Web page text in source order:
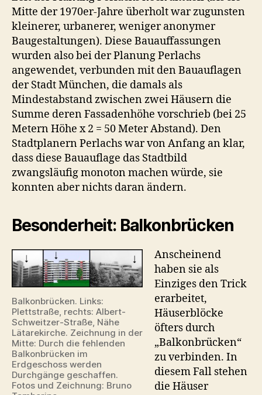
Mitte der 1970er-Jahre überholt war zugunsten
kleinerer, urbanerer, weniger anonymer
Baugestaltungen). Diese Bauauffassungen
wurden also bei der Planung Perlachs
angewendet, verbunden mit den Bauauflagen
der Stadt München, die damals als
Mindestabstand zwischen zwei Häusern die
Summe deren Fassadenhöhe vorschrieb (bei 25
Metern Höhe x 2 = 50 Meter Abstand). Den
Stadtplanern Perlachs war von Anfang an klar,
dass diese Bauauflage das Stadtbild
zwangsläufig monoton machen würde, sie
konnten aber nichts daran ändern.
Besonderheit: Balkonbrücken
Balkonbrücken. Links:
Plettstraße, rechts: Albert-
Schweitzer-Straße, Nähe
Lätarekirche. Zeichnung in der
Mitte: Durch die fehlenden
Balkonbrücken im
Erdgeschoss werden
Durchgänge geschaffen.
Fotos und Zeichnung: Bruno
Anscheinend
haben sie als
Einziges den Trick
erarbeitet,
Häuserblöcke
öfters durch
„Balkonbrücken“
zu verbinden. In
diesem Fall stehen
die Häuser